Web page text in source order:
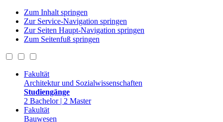
Zum Inhalt springen
Zur Service-Navigation springen
Zur Seiten Haupt-Navigation springen
Zum Seitenfuß springen
Fakultät
Architektur und Sozialwissenschaften
Studiengänge
2 Bachelor | 2 Master
Fakultät
Bauwesen